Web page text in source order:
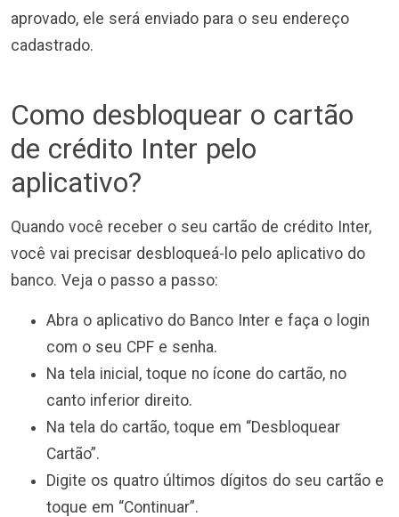
aprovado, ele será enviado para o seu endereço
cadastrado.
Como desbloquear o cartão
de crédito Inter pelo
aplicativo?
Quando você receber o seu cartão de crédito Inter,
você vai precisar desbloqueá-lo pelo aplicativo do
banco. Veja o passo a passo:
Abra o aplicativo do Banco Inter e faça o login
com o seu CPF e senha.
Na tela inicial, toque no ícone do cartão, no
canto inferior direito.
Na tela do cartão, toque em “Desbloquear
Cartão”.
Digite os quatro últimos dígitos do seu cartão e
toque em “Continuar”.